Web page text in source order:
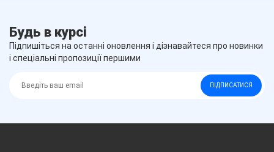
Будь в курсі
Підпишіться на останні оновлення і дізнавайтеся про новинки
і спеціальні пропозиції першими
ПІДПИСАТИСЯ